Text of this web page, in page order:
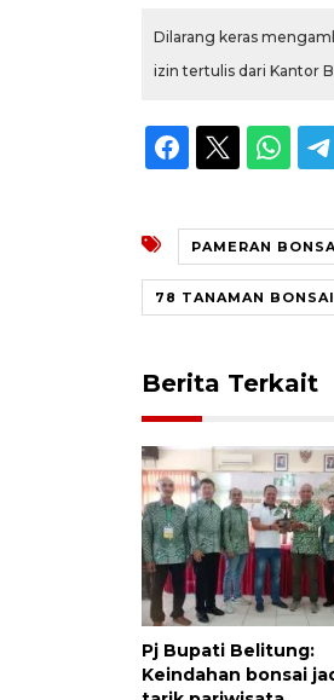
Dilarang keras
izin tertulis dari Kantor
PAMERAN
78 TANAMAN
Berita Terkait
Pj Bupati Belitung:
Keindahan bonsai